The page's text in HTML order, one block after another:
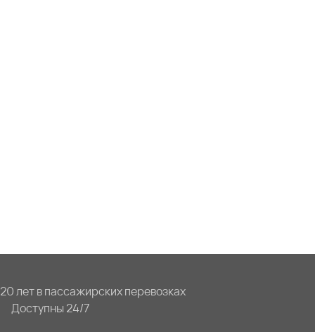
20 лет в пассажирских перевозках
Доступны 24/7